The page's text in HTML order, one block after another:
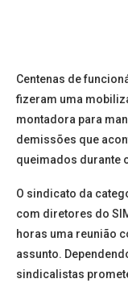
Centenas de
fizeram uma
montadora para
demissões que
queimados durante
O sindicato da
com diretores do
horas uma reunião
assunto.
sindicalistas